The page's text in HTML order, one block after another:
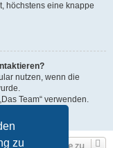
zu
höchstens eine knappe
nutzen, wenn die
Team“ verwenden.
Gehe zu